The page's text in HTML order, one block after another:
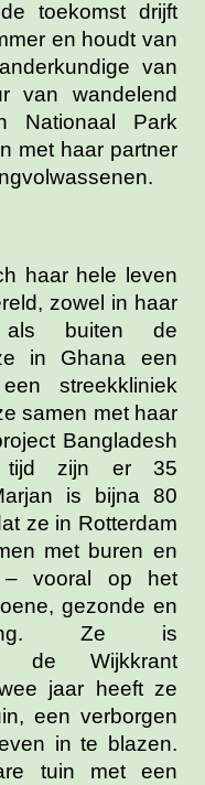
toekomst drijft
en houdt van
van
van wandelend
Nationaal Park
met haar partner
haar hele leven
zowel in haar
als buiten de
in Ghana een
streekkliniek
samen met haar
Bangladesh
tijd zijn er 35
is bijna 80
ze in Rotterdam
met buren en
– vooral op het
gezonde en
Ze is
de Wijkkrant
jaar heeft ze
een verborgen
in te blazen.
tuin met een